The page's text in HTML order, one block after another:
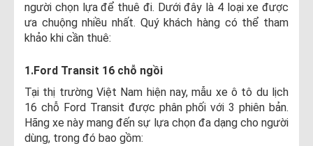
người chọn lựa để thuê đi. Dưới đây là 4 loại xe được
ưa chuộng nhiều nhất. Quý khách hàng có thể tham
khảo khi cần thuê:
1.Ford Transit 16 chỗ ngồi
Tại thị trường Việt Nam hiện nay, mẫu xe ô tô du lịch
16 chỗ Ford Transit được phân phối với 3 phiên bản.
Hãng xe này mang đến sự lựa chọn đa dạng cho người
dùng, trong đó bao gồm: